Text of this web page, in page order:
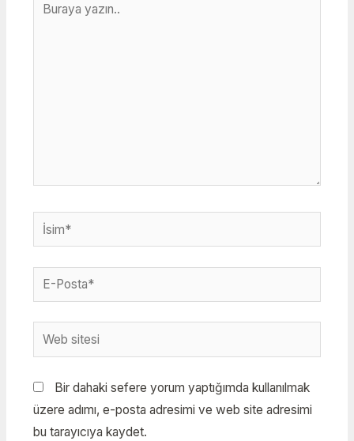
Bir dahaki sefere yorum yaptığımda kullanılmak
üzere adımı, e-posta adresimi ve web site adresimi
bu tarayıcıya kaydet.